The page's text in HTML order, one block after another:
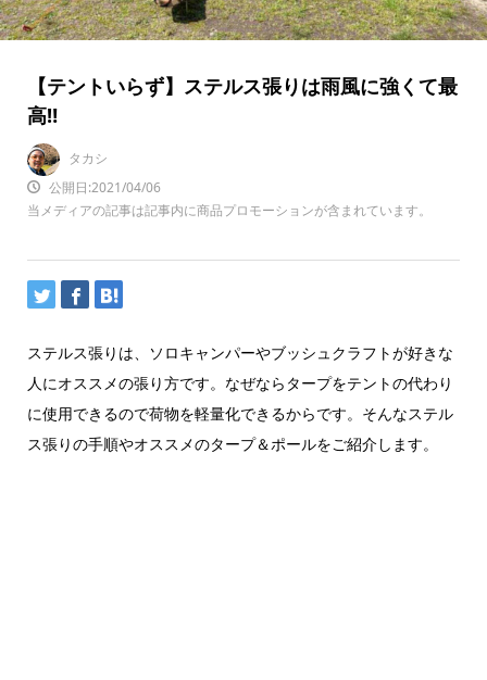
【テントいらず】ステルス張りは雨風に強くて最
高‼
タカシ
公開日:2021/04/06
当メディアの記事は記事内に商品プロモーションが含まれています。
ステルス張りは、ソロキャンパーやブッシュクラフトが好きな
人にオススメの張り方です。なぜならタープをテントの代わり
に使用できるので荷物を軽量化できるからです。そんなステル
ス張りの手順やオススメのタープ＆ポールをご紹介します。